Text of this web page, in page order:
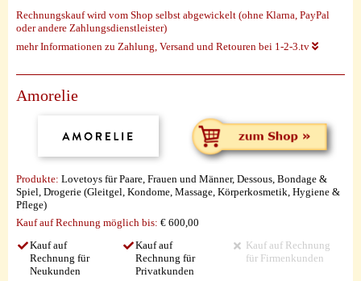
Rechnungskauf wird vom Shop selbst abgewickelt (ohne Klarna, PayPal
oder andere Zahlungsdienstleister)
mehr Informationen zu Zahlung, Versand und Retouren bei 1-2-3.tv
Amorelie
Produkte: Lovetoys für Paare, Frauen und Männer, Dessous, Bondage &
Spiel, Drogerie (Gleitgel, Kondome, Massage, Körperkosmetik, Hygiene &
Pflege)
Kauf auf Rechnung möglich bis: € 600,00
Kauf auf
Rechnung für
Neukunden
Kauf auf
Rechnung für
Privatkunden
Kauf auf Rechnung
für Firmenkunden